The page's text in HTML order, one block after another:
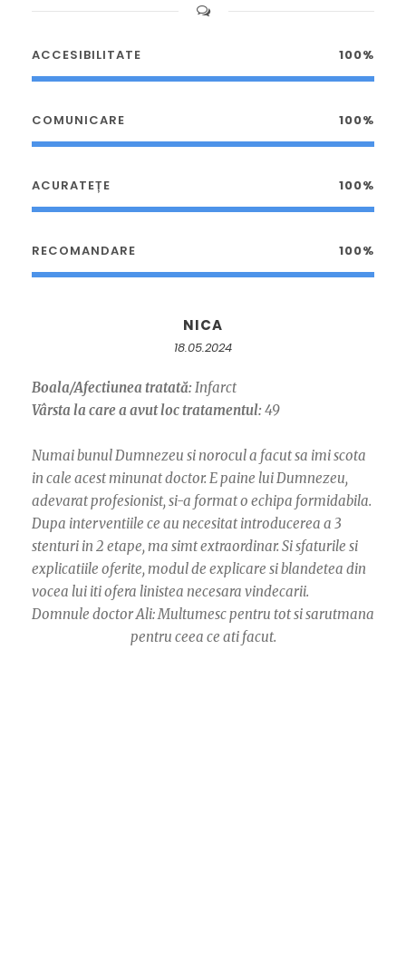
ACCESIBILITATE 100%
COMUNICARE 100%
ACURATEȚE 100%
RECOMANDARE 100%
NICA
18.05.2024
Boala/Afectiunea tratată: Infarct
Vârsta la care a avut loc tratamentul: 49
Numai bunul Dumnezeu si norocul a facut sa imi scota
in cale acest minunat doctor. E paine lui Dumnezeu,
adevarat profesionist, si-a format o echipa formidabila.
Dupa interventiile ce au necesitat introducerea a 3
stenturi in 2 etape, ma simt extraordinar. Si sfaturile si
explicatiile oferite, modul de explicare si blandetea din
vocea lui iti ofera linistea necesara vindecarii.
Domnule doctor Ali: Multumesc pentru tot si sarutmana
pentru ceea ce ati facut.